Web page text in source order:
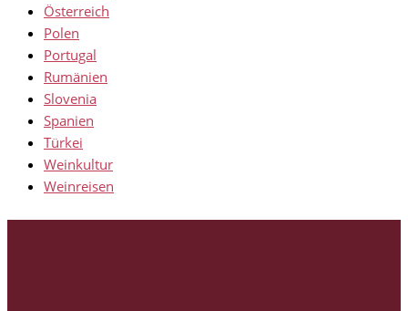
Österreich
Polen
Portugal
Rumänien
Slovenia
Spanien
Türkei
Weinkultur
Weinreisen